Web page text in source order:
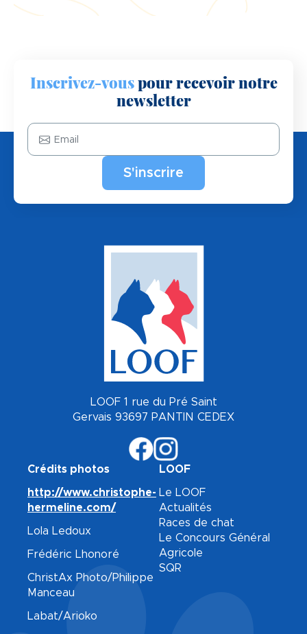
Inscrivez-vouspour recevoir notre
newsletter
LOOF 1 rue du Pré Saint
Gervais 93697 PANTIN CEDEX
Crédits photos
http://www.christophe-
hermeline.com/
Lola Ledoux
Frédéric Lhonoré
ChristAx Photo/Philippe
Manceau
Labat/Arioko
LOOF
Le LOOF
Actualités
Races de chat
Le Concours Général
Agricole
SQR